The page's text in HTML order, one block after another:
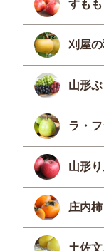
すもも
刈屋
山形ぶ
ラ・
山形
庄内柿
土佐